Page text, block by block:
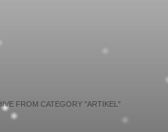
FROM CATEGORY "ARTIKEL"